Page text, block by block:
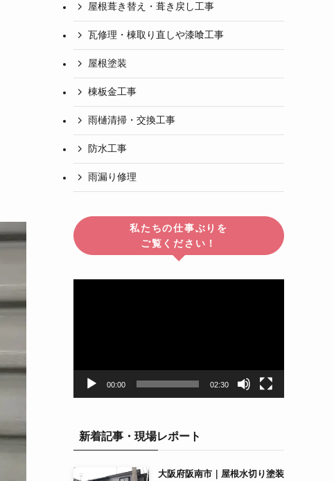
屋根葺き替え・葺き戻し工事
瓦修理・棟取り直しや漆喰工事
屋根塗装
棟板金工事
雨樋清掃・交換工事
防水工事
雨漏り修理
私たちの仕事ぶりを
ご覧ください！
00:00 02:30
新着記事・現場レポート
大阪府阪南市｜屋根水切り塗装